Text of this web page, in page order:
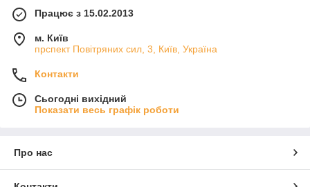
Працює з 15.02.2013
м. Київ
прспект Повітряних сил, 3, Київ, Україна
Контакти
Сьогодні вихідний
Показати весь графік роботи
Про нас